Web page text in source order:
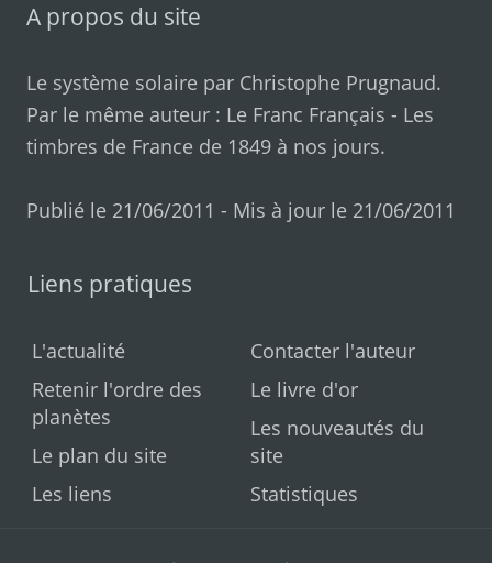
A propos du site
Le système solaire par Christophe Prugnaud.
Par le même auteur : Le Franc Français - Les
timbres de France de 1849 à nos jours.
Publié le 21/06/2011 - Mis à jour le 21/06/2011
Liens pratiques
L'actualité
Retenir l'ordre des
planètes
Le plan du site
Les liens
Contacter l'auteur
Le livre d'or
Les nouveautés du
site
Statistiques